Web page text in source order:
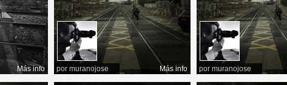
Más info por muranojose Más info por muranojose